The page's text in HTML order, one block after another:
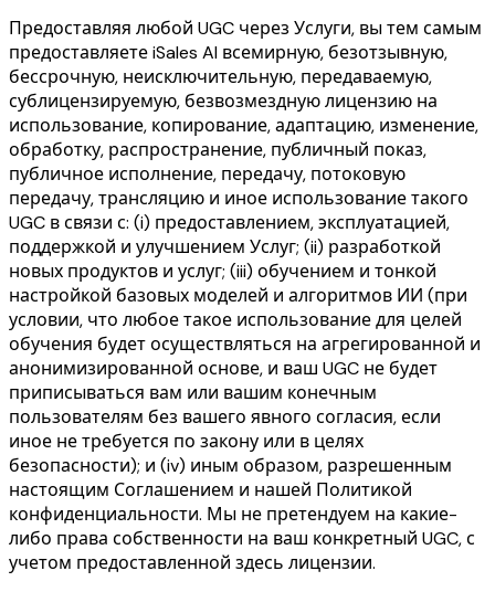
Предоставляя любой UGC через Услуги, вы тем самым
предоставляете iSales AI всемирную, безотзывную,
бессрочную, неисключительную, передаваемую,
сублицензируемую, безвозмездную лицензию на
использование, копирование, адаптацию, изменение,
обработку, распространение, публичный показ,
публичное исполнение, передачу, потоковую
передачу, трансляцию и иное использование такого
UGC в связи с: (i) предоставлением, эксплуатацией,
поддержкой и улучшением Услуг; (ii) разработкой
новых продуктов и услуг; (iii) обучением и тонкой
настройкой базовых моделей и алгоритмов ИИ (при
условии, что любое такое использование для целей
обучения будет осуществляться на агрегированной и
анонимизированной основе, и ваш UGC не будет
приписываться вам или вашим конечным
пользователям без вашего явного согласия, если
иное не требуется по закону или в целях
безопасности); и (iv) иным образом, разрешенным
настоящим Соглашением и нашей Политикой
конфиденциальности. Мы не претендуем на какие-
либо права собственности на ваш конкретный UGC, с
учетом предоставленной здесь лицензии.